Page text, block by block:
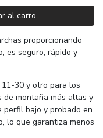
al carro
proporcionando
es seguro, rápido y
30 y otro para los
de montaña más altas y
perfil bajo y probado en
lo que garantiza menos